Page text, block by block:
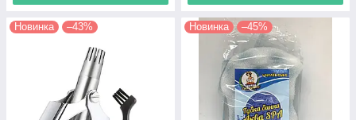
Новинка –43% Новинка –45%